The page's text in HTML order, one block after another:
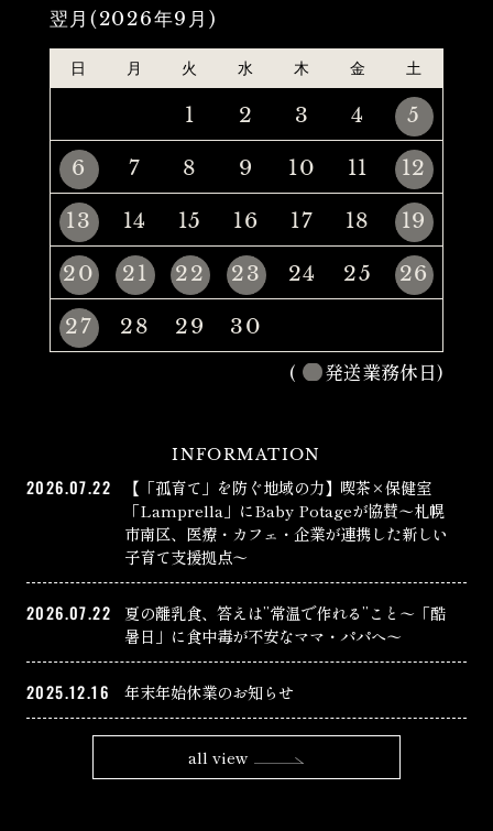
翌月(2026年9月)
日 月 火 水 木 金 土
1 2 3 4
5
6
7 8 9 10 11
12
13
14 15 16 17 18
19
20
21 22 23 24 25
26
27
28 29
30
(
発送業務休日)
INFORMATION
2026.07.22
【「孤育て」を防ぐ地域の力】喫茶×保健室
「Lamprella」にBaby Potageが協賛〜札幌
市南区、医療・カフェ・企業が連携した新しい
子育て支援拠点〜
2026.07.22
夏の離乳食、答えは”常温で作れる”こと〜「酷
暑日」に食中毒が不安なママ・パパへ〜
2025.12.16 年末年始休業のお知らせ
all view